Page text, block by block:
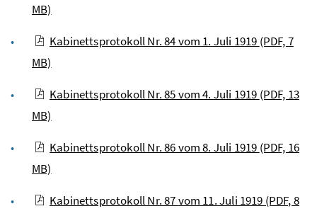
MB)
Kabinettsprotokoll Nr. 84 vom 1. Juli 1919 (PDF, 7
MB)
Kabinettsprotokoll Nr. 85 vom 4. Juli 1919 (PDF, 13
MB)
Kabinettsprotokoll Nr. 86 vom 8. Juli 1919 (PDF, 16
MB)
Kabinettsprotokoll Nr. 87 vom 11. Juli 1919 (PDF, 8